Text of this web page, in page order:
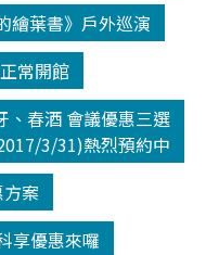
繪葉書》戶外巡演
常開館
、春酒 會議優惠三選
3/31)熱烈預約中
案
享優惠來囉